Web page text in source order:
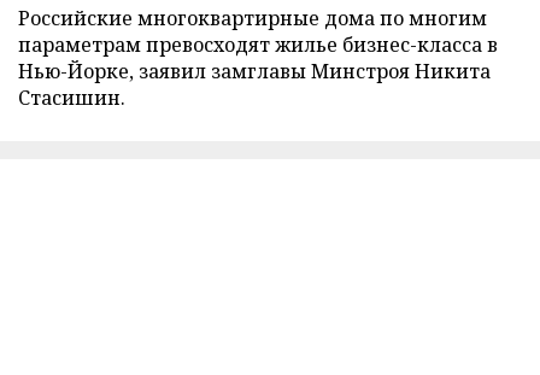
Российские многоквартирные дома по многим
параметрам превосходят жилье бизнес-класса в
Нью-Йорке, заявил замглавы Минстроя Никита
Стасишин.